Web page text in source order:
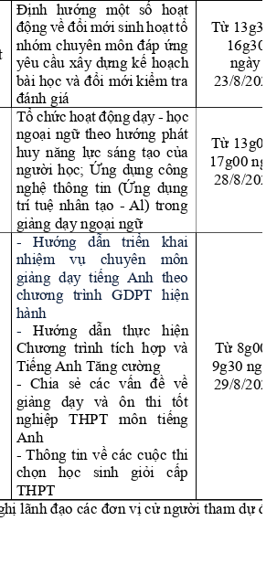
Định hướng một số hoạt
động về đổi mới sinh hoạt tổ
nhóm chuyên môn đáp ứng
yêu cầu xây dựng kế hoạch
bài học và đổi mới kiểm tra
đánh giá
Từ
16g30
ngày
23/8/2025
Tổ chức hoạt động dạy - học
ngoại ngữ theo hướng phát
huy năng lực sáng tạo của
người học; Ứng dụng công
nghệ thông tin (Ứng dụng
trí tuệ nhân tạo - Al) trong
giảng dạy ngoại ngữ
Từ
17g00
28/8/2025
- Hướng dẫn triển
khai
nhiệm
vụ chuyên
môn
giảng dạy  tiếng Anh theo
chương trình GDPT
hiện
hành
-
Hướng dẫn thực
hiện
Chương  trình  tích  hợp  và
Tiếng Anh Tăng cường
- Chia sẻ các vấn đề về
giảng dạy và ôn thi
tốt
nghiệp
THPT môn
tiếng
Anh
- Thông tin về các cuộc thi
chọn
học sinh giỏi
cấp
THPT
Từ 8g00
9g30
29/8/2025
lãnh đạo các đơn vị cử người tham dự